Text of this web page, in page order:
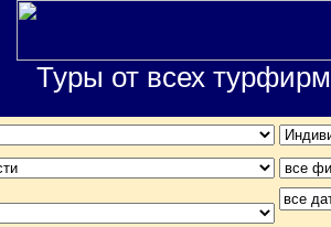
Туры от всех турфирм